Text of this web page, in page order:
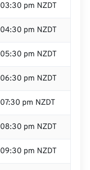
03:30 pm NZDT
04:30 pm NZDT
05:30 pm NZDT
06:30 pm NZDT
07:30 pm NZDT
08:30 pm NZDT
09:30 pm NZDT